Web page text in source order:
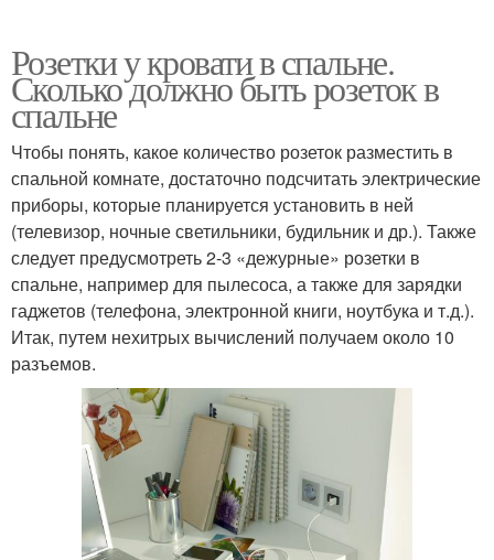
Розетки у кровати в спальне.
Сколько должно быть розеток в
спальне
Чтобы понять, какое количество розеток разместить в
спальной комнате, достаточно подсчитать электрические
приборы, которые планируется установить в ней
(телевизор, ночные светильники, будильник и др.). Также
следует предусмотреть 2-3 «дежурные» розетки в
спальне, например для пылесоса, а также для зарядки
гаджетов (телефона, электронной книги, ноутбука и т.д.).
Итак, путем нехитрых вычислений получаем около 10
разъемов.